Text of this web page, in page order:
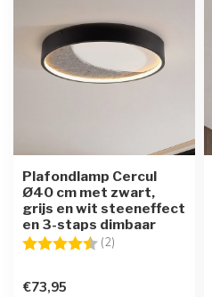
Plafondlamp Cercul
Ø40 cm met zwart,
grijs en wit steeneffect
en 3-staps dimbaar
Beoordeling: (2)
€73,95